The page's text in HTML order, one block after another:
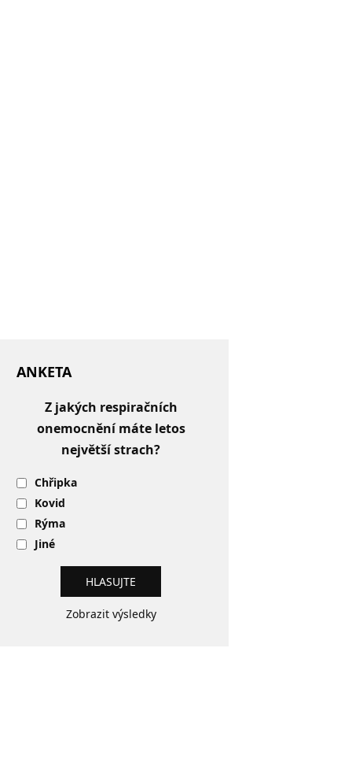
ANKETA
Z jakých respiračních
onemocnění máte letos
největší strach?
Chřipka
Kovid
Rýma
Jiné
Zobrazit výsledky